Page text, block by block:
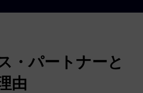
・パートナーと
由